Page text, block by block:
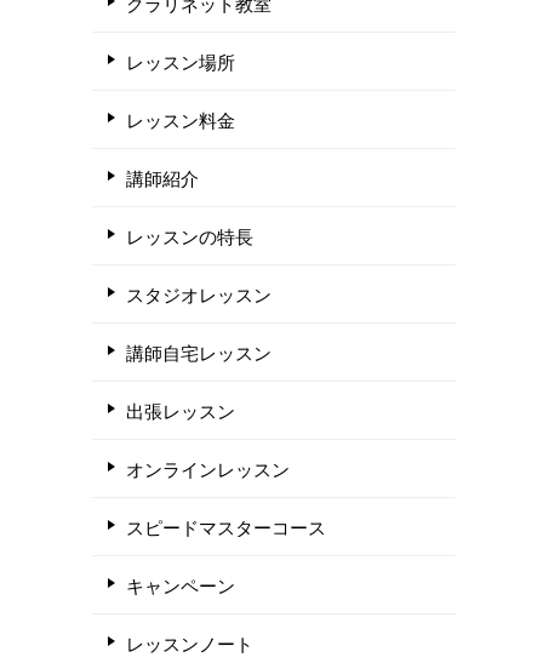
レッスン場所
レッスン料金
講師紹介
レッスンの特長
スタジオレッスン
講師自宅レッスン
出張レッスン
オンラインレッスン
スピードマスターコース
キャンペーン
レッスンノート